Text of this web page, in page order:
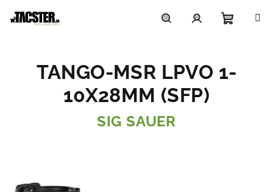
košík
TANGO-MSR LPVO 1-
10X28MM (SFP)
SIG SAUER